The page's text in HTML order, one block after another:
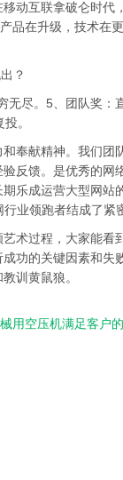
动互联拿破仑时代
品在升级，技术在
？
无尽。5、团队奖：
。
奉献精神。我们团
反馈。是优秀的网
乐成运营大型网站
业领跑者结成了紧
术过程，大家能看
功的关键因素和失
训黄鼠狼。
用空压机满足客户